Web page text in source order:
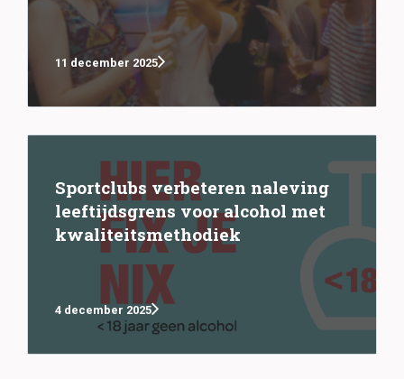
11 december 2025
Sportclubs verbeteren naleving
leeftijdsgrens voor alcohol met
kwaliteitsmethodiek
4 december 2025